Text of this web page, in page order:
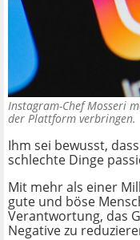
Instagram-Chef Mosseri
der Plattform
Ihm sei bewusst,
schlechte Dinge
Mit mehr als einer
gute und böse
Verantwortung, das
Negative zu